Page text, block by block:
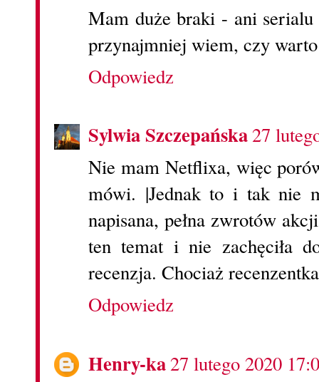
Mam duże braki - ani
przynajmniej wiem, czy
Odpowiedz
Sylwia Szczepańska27
Nie mam Netflixa, więc
mówi. |Jednak to i tak nie
napisana, pełna zwrotów
ten temat i nie zachęciła
recenzja. Chociaż
Odpowiedz
Henry-ka27 lutego 2020